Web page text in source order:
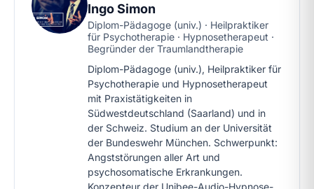
Ingo Simon
Diplom-Pädagoge (univ.) · Heilpraktiker
für Psychotherapie · Hypnosetherapeut ·
Begründer der Traumlandtherapie
Diplom-Pädagoge (univ.), Heilpraktiker für
Psychotherapie und Hypnosetherapeut
mit Praxistätigkeiten in
Südwestdeutschland (Saarland) und in
der Schweiz. Studium an der Universität
der Bundeswehr München. Schwerpunkt:
Angststörungen aller Art und
psychosomatische Erkrankungen.
Konzepteur der Unibee-Audio-Hypnose-